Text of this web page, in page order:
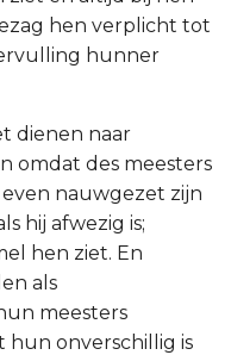
hen verplicht tot
hunner
dienen naar
omdat des meesters
nauwgezet zijn
hij afwezig is;
hen ziet. En
als
meesters
hun onverschillig is